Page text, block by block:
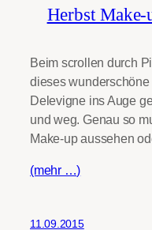
Herbst
Beim scrollen durch
dieses
Delevigne ins Auge
und weg. Genau so
Make-up aussehen
(mehr …)
11.09.2015